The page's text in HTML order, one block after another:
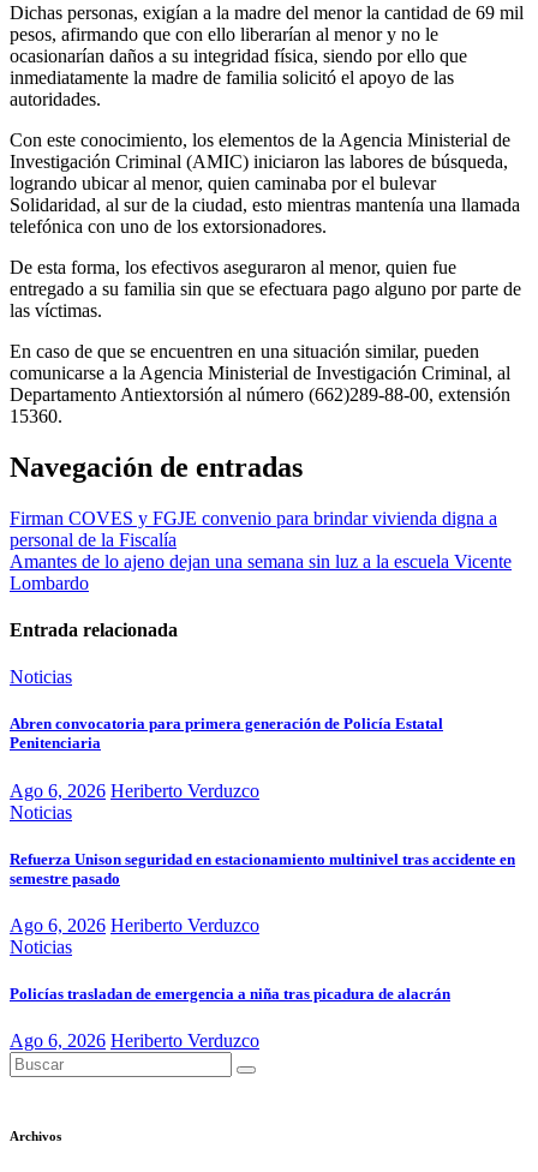
Dichas personas, exigían a la madre del menor la cantidad de 69 mil
pesos, afirmando que con ello liberarían al menor y no le
ocasionarían daños a su integridad física, siendo por ello que
inmediatamente la madre de familia solicitó el apoyo de las
autoridades.
Con este conocimiento, los elementos de la Agencia Ministerial de
Investigación Criminal (AMIC) iniciaron las labores de búsqueda,
logrando ubicar al menor, quien caminaba por el bulevar
Solidaridad, al sur de la ciudad, esto mientras mantenía una llamada
telefónica con uno de los extorsionadores.
De esta forma, los efectivos aseguraron al menor, quien fue
entregado a su familia sin que se efectuara pago alguno por parte de
las víctimas.
En caso de que se encuentren en una situación similar, pueden
comunicarse a la Agencia Ministerial de Investigación Criminal, al
Departamento Antiextorsión al número (662)289-88-00, extensión
15360.
Navegación de entradas
Firman COVES y FGJE convenio para brindar vivienda digna a
personal de la Fiscalía
Amantes de lo ajeno dejan una semana sin luz a la escuela Vicente
Lombardo
Entrada relacionada
Noticias
Abren convocatoria para primera generación de Policía Estatal
Penitenciaria
Ago 6, 2026 Heriberto Verduzco
Noticias
Refuerza Unison seguridad en estacionamiento multinivel tras accidente en
semestre pasado
Ago 6, 2026 Heriberto Verduzco
Noticias
Policías trasladan de emergencia a niña tras picadura de alacrán
Ago 6, 2026 Heriberto Verduzco
Archivos